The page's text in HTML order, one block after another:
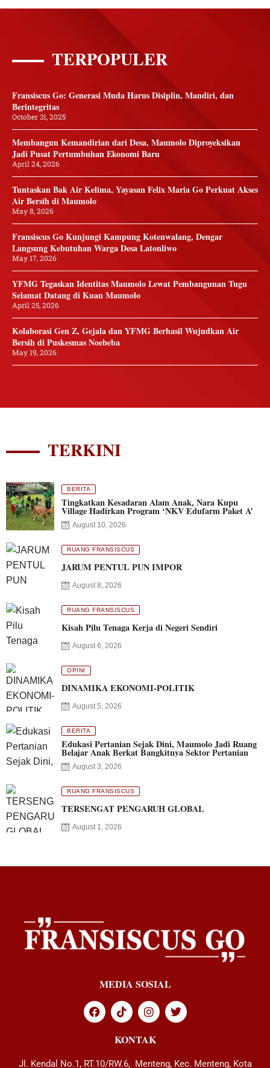
TERPOPULER
Fransiscus Go: Generasi Muda Harus Disiplin, Mandiri, dan
Berintegritas
October 31, 2025
Membangun Kemandirian dari Desa, Maumolo Diproyeksikan
Jadi Pusat Pertumbuhan Ekonomi Baru
April 24, 2026
Tuntaskan Bak Air Kelima, Yayasan Felix Maria Go Perkuat Akses
Air Bersih di Maumolo
May 8, 2026
Fransiscus Go Kunjungi Kampung Kotenwalang, Dengar
Langsung Kebutuhan Warga Desa Latonliwo
May 17, 2026
YFMG Tegaskan Identitas Maumolo Lewat Pembangunan Tugu
Selamat Datang di Kuan Maumolo
April 25, 2026
Kolaborasi Gen Z, Gejala dan YFMG Berhasil Wujudkan Air
Bersih di Puskesmas Noebeba
May 19, 2026
TERKINI
BERITA
Tingkatkan Kesadaran Alam Anak, Nara Kupu
Village Hadirkan Program ‘NKV Edufarm Paket A’
August 10, 2026
RUANG FRANSISCUS
JARUM PENTUL PUN IMPOR
August 8, 2026
RUANG FRANSISCUS
Kisah Pilu Tenaga Kerja di Negeri Sendiri
August 6, 2026
OPINI
DINAMIKA EKONOMI-POLITIK
August 5, 2026
BERITA
Edukasi Pertanian Sejak Dini, Maumolo Jadi Ruang
Belajar Anak Berkat Bangkitnya Sektor Pertanian
August 3, 2026
RUANG FRANSISCUS
TERSENGAT PENGARUH GLOBAL
August 1, 2026
MEDIA SOSIAL
KONTAK
Jl. Kendal No.1, RT.10/RW.6, Menteng, Kec. Menteng, Kota